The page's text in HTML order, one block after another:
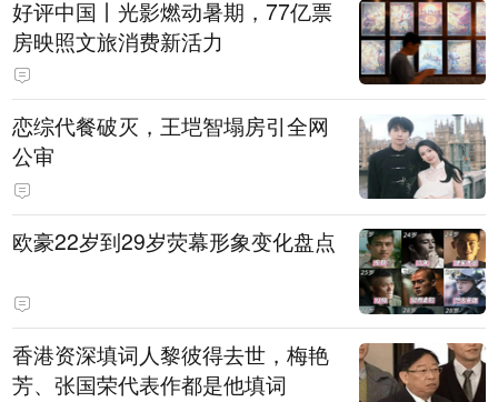
好评中国丨光影燃动暑期，77亿票
房映照文旅消费新活力
恋综代餐破灭，王垲智塌房引全网
公审
欧豪22岁到29岁荧幕形象变化盘点
香港资深填词人黎彼得去世，梅艳
芳、张国荣代表作都是他填词